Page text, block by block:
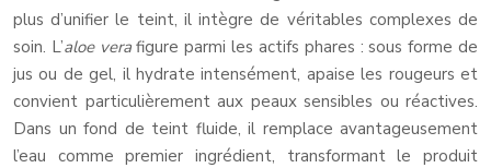
plus d’unifier le teint, il intègre de véritables complexes de
soin. L’aloe verafigure parmi les actifs phares : sous forme de
jus ou de gel, il hydrate intensément, apaise les rougeurs et
convient particulièrement aux peaux sensibles ou réactives.
Dans un fond de teint fluide, il remplace avantageusement
l’eau comme premier ingrédient, transformant le produit